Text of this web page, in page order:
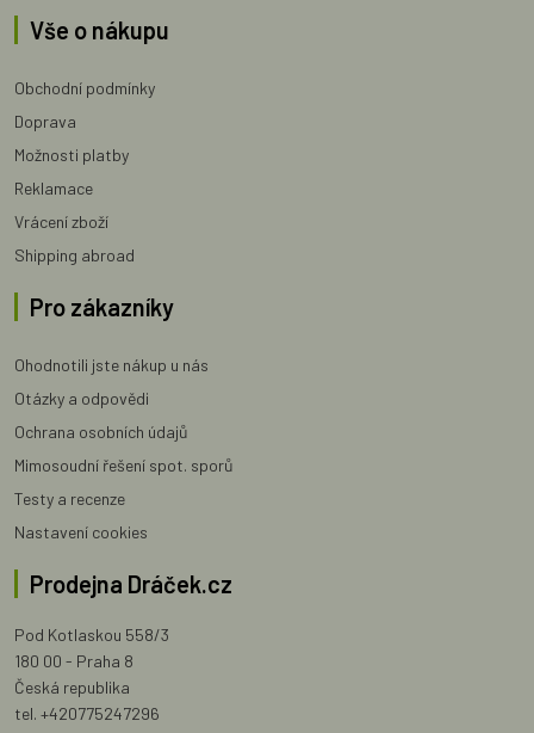
Vše o nákupu
Obchodní podmínky
Doprava
Možnosti platby
Reklamace
Vrácení zboží
Shipping abroad
Pro zákazníky
Ohodnotili jste nákup u nás
Otázky a odpovědi
Ochrana osobních údajů
Mimosoudní řešení spot. sporů
Testy a recenze
Nastavení cookies
Prodejna Dráček.cz
Pod Kotlaskou 558/3
180 00 - Praha 8
Česká republika
tel. +420775247296